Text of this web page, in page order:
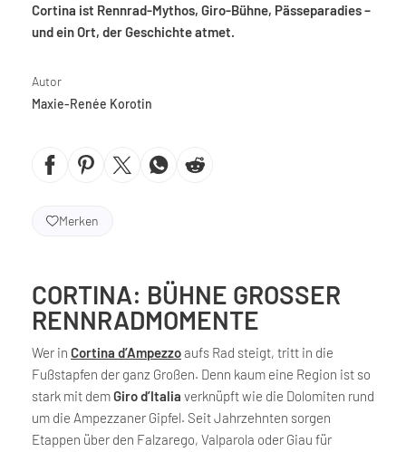
Cortina ist Rennrad-Mythos, Giro-Bühne, Pässeparadies –
und ein Ort, der Geschichte atmet.
Autor
Maxie-Renée Korotin
Merken
CORTINA: BÜHNE GROSSER R
ENNRADMOMENTE
Wer in Cortina d’Ampezzoaufs Rad steigt, tritt in die
Fußstapfen der ganz Großen. Denn kaum eine Region ist so
stark mit demGiro d’Italia verknüpft wie die Dolomiten rund
um die Ampezzaner Gipfel. Seit Jahrzehnten sorgen
Etappen über den Falzarego, Valparola oder Giau für